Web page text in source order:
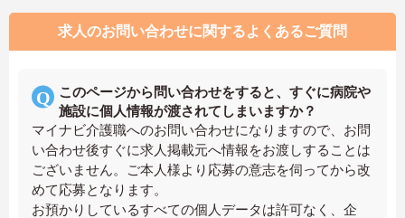
求人のお問い合わせに関するよくあるご質問
このページから問い合わせをすると、すぐに病院や
施設に個人情報が渡されてしまいますか？
マイナビ介護職へのお問い合わせになりますので、お問
い合わせ後すぐに求人掲載元へ情報をお渡しすることは
ございません。ご本人様より応募の意志を伺ってから改
めて応募となります。
お預かりしているすべての個人データは許可なく、企